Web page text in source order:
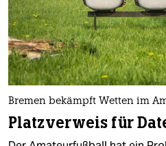
Bremen bekämpft Wetten im
Platzverweis für